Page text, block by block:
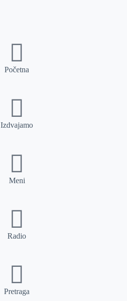
Početna
Izdvajamo
Meni
Radio
Pretraga